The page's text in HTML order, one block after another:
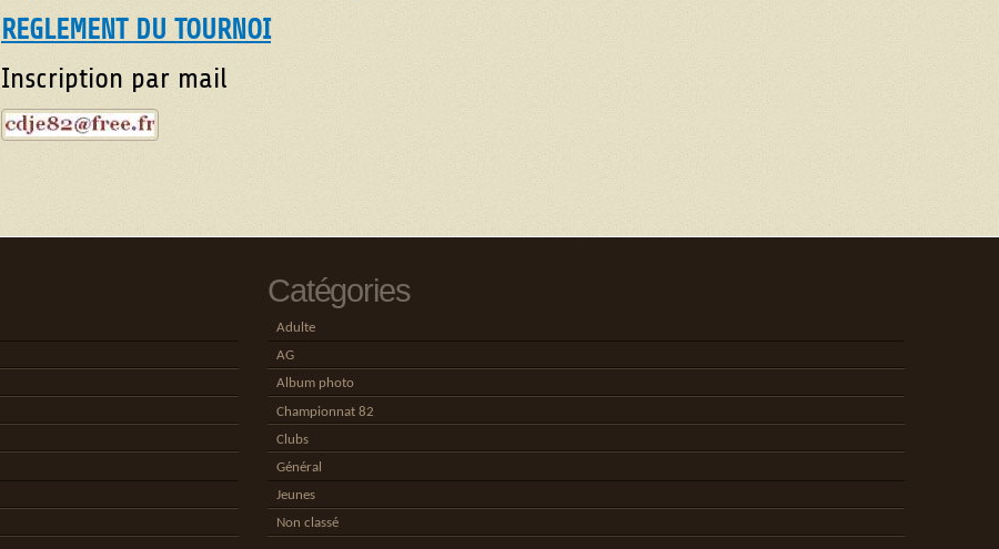
REGLEMENT DU TOURNOI
Inscription par mail
Catégories
Adulte
AG
Album photo
Championnat 82
Clubs
Général
Jeunes
Non classé